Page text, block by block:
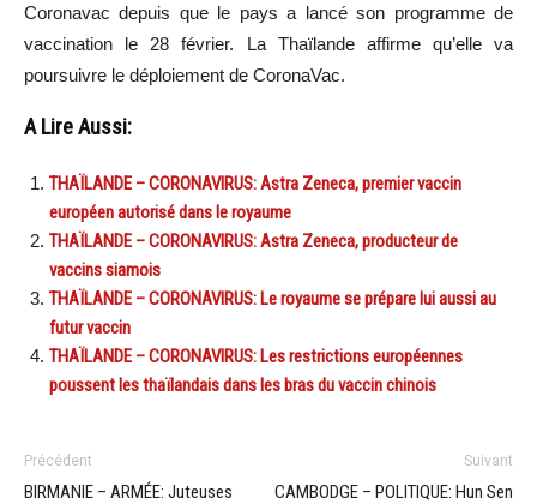
Coronavac depuis que le pays a lancé son programme de
vaccination le 28 février. La Thaïlande affirme qu’elle va
poursuivre le déploiement de CoronaVac.
A Lire Aussi:
THAÏLANDE – CORONAVIRUS: Astra Zeneca, premier vaccin
européen autorisé dans le royaume
THAÏLANDE – CORONAVIRUS: Astra Zeneca, producteur de
vaccins siamois
THAÏLANDE – CORONAVIRUS: Le royaume se prépare lui aussi au
futur vaccin
THAÏLANDE – CORONAVIRUS: Les restrictions européennes
poussent les thaïlandais dans les bras du vaccin chinois
Précédent
BIRMANIE – ARMÉE: Juteuses
Suivant
CAMBODGE – POLITIQUE: Hun Sen